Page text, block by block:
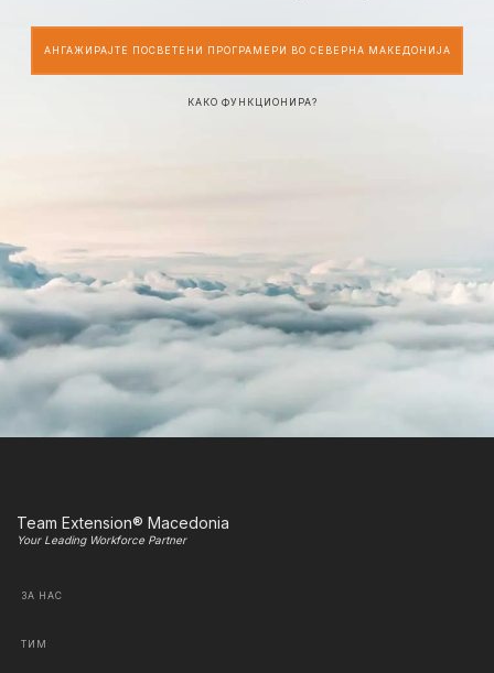
АНГАЖИРАЈТЕ ПОСВЕТЕНИ ПРОГРАМЕРИ ВО СЕВЕРНА МАКЕДОНИЈА
КАКО ФУНКЦИОНИРА?
Team Extension® Macedonia
Your Leading Workforce Partner
ЗА НАС
ТИМ